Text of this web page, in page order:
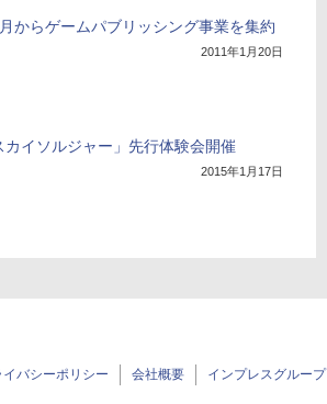
からゲームパブリッシング事業を集約
2011年1月20日
カイソルジャー」先行体験会開催
2015年1月17日
イバシーポリシー 会社概要 インプレスグループ